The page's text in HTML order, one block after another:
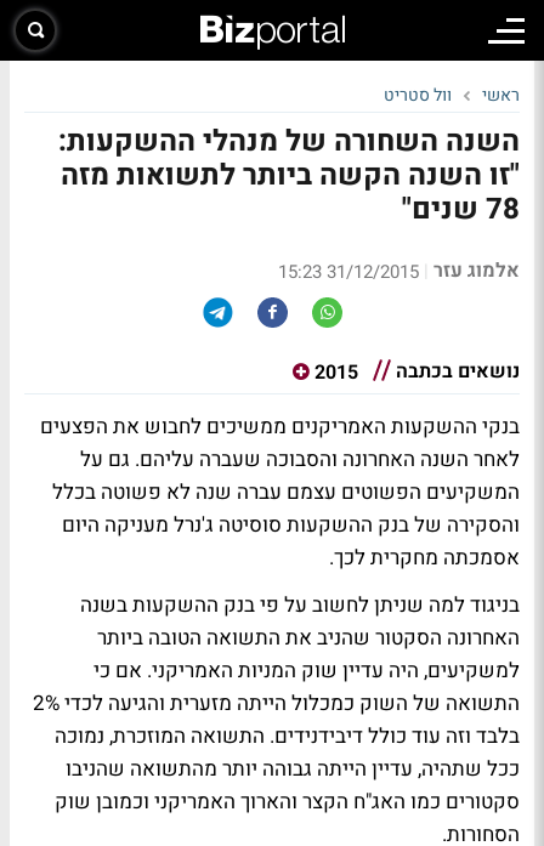
ראשי וול סטריט
השנה השחורה של מנהלי ההשקעות:
"זו השנה הקשה ביותר לתשואות מזה
78 שנים"
אלמוג עזר |
31/12/2015 15:23
נושאים בכתבה 2015
בנקי ההשקעות האמריקנים ממשיכים לחבוש את הפצעים
לאחר השנה האחרונה והסבוכה שעברה עליהם. גם על
המשקיעים הפשוטים עצמם עברה שנה לא פשוטה בכלל
והסקירה של בנק ההשקעות סוסיטה ג'נרל מעניקה היום
אסמכתה מחקרית לכך.
בניגוד למה שניתן לחשוב על פי בנק ההשקעות בשנה
האחרונה הסקטור שהניב את התשואה הטובה ביותר
למשקיעים, היה עדיין שוק המניות האמריקני. אם כי
התשואה של השוק כמכלול הייתה מזערית והגיעה לכדי 2%
בלבד וזה עוד כולל דיבידנידים. התשואה המוזכרת, נמוכה
ככל שתהיה, עדיין הייתה גבוהה יותר מהתשואה שהניבו
סקטורים כמו האג"ח הקצר והארוך האמריקני וכמובן שוק
הסחורות.